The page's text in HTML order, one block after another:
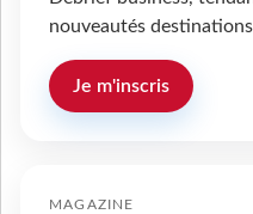
nouveautés
Je m'inscris
MAGAZINE